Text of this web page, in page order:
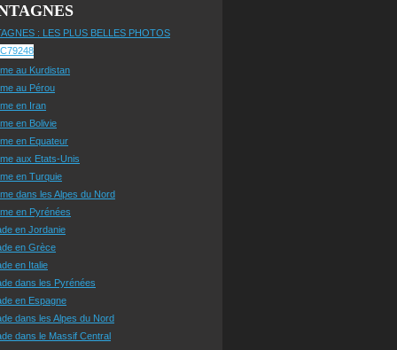
: LES PLUS BELLES PHOTOS
au Kurdistan
au Pérou
en Iran
en Bolivie
en Equateur
aux Etats-Unis
en Turquie
dans les Alpes du Nord
en Pyrénées
en Jordanie
en Grèce
en Italie
dans les Pyrénées
en Espagne
dans les Alpes du Nord
dans le Massif Central